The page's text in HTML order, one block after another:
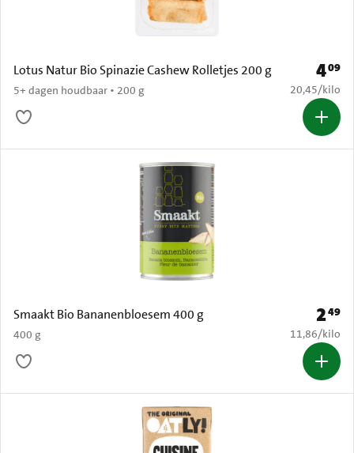
Lotus Natur Bio Spinazie Cashew Rolletjes 200 g
5+ dagen houdbaar • 200 g
Prijs:
409
€ 20,45 per
20,45/kilo
Smaakt Bio Bananenbloesem 400 g
400 g
Prijs:
249
€ 11,86 per
11,86/kilo